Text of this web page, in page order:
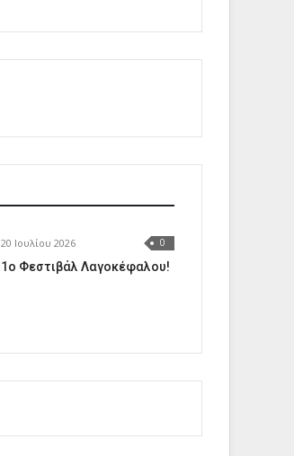
20 Ιουλίου 2026 0
1o Φεστιβάλ Λαγοκέφαλου!